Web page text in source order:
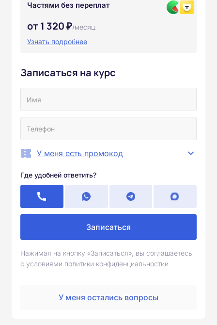
Частями без переплат
от 1 320 ₽/месяц
Узнать подробнее
Записаться на курс
У меня есть промокод
Где удобней ответить?
Записаться
Нажимая на кнопку «Записаться», вы соглашаетесь
с условиями политики конфиденциальностии
У меня остались вопросы